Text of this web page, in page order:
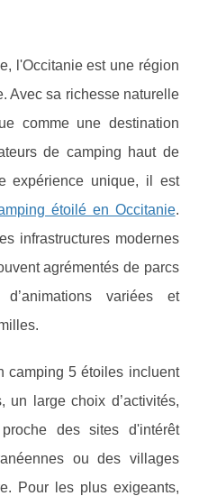
l'Occitanie est une région
Avec sa richesse naturelle
comme une destination
de camping haut de
expérience unique, il est
étoilé en Occitanie.
infrastructures modernes
agrémentés de parcs
d’animations variées et
camping 5 étoiles incluent
un large choix d’activités,
des sites d'intérêt
ou des villages
Pour les plus exigeants,